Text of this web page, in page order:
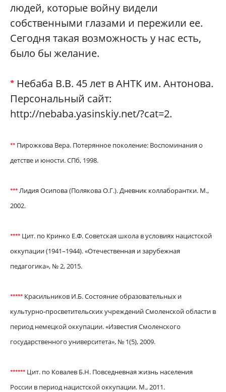
людей, которые войну видели
собственными глазами и пережили ее.
Сегодня такая возможность у нас есть,
было бы желание.
* Небаба В.В. 45 лет в АНТК им. Антонова.
Персональный сайт:
http://nebaba.yasinskiy.net/?cat=2.
** Пирожкова Вера. Потерянное поколение: Воспоминания о
детстве и юности. СПб, 1998.
***Лидия Осипова (Полякова О.Г.). Дневник коллаборантки. М.,
2002.
**** Цит. по Кринко Е.Ф. Советская школа в условиях нацистской
оккупации (1941–1944). «Отечественная и зарубежная
педагогика», № 2, 2015.
***** Красильников И.Б. Состояние образовательных и
культурно-просветительских учреждений Смоленской области в
период немецкой оккупации. «Известия Смоленского
государственного университета», № 1(5), 2009.
****** Цит. по Ковалев Б.H. Повседневная жизнь населения
России в период нацистской оккупации. М., 2011.